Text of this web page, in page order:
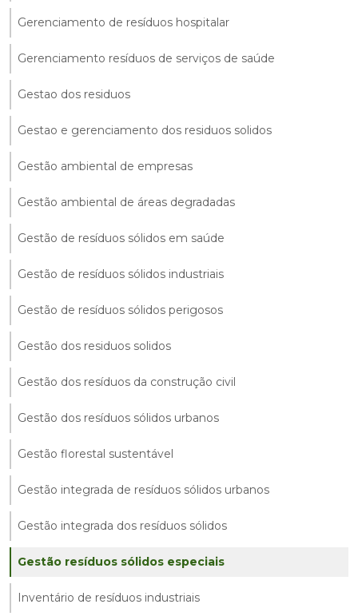
Gerenciamento de resíduos hospitalar
Gerenciamento resíduos de serviços de saúde
Gestao dos residuos
Gestao e gerenciamento dos residuos solidos
Gestão ambiental de empresas
Gestão ambiental de áreas degradadas
Gestão de resíduos sólidos em saúde
Gestão de resíduos sólidos industriais
Gestão de resíduos sólidos perigosos
Gestão dos residuos solidos
Gestão dos resíduos da construção civil
Gestão dos resíduos sólidos urbanos
Gestão florestal sustentável
Gestão integrada de resíduos sólidos urbanos
Gestão integrada dos resíduos sólidos
Gestão resíduos sólidos especiais
Inventário de resíduos industriais